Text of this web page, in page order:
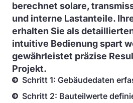
berechnet solare,
und interne Lastanteile.
erhalten Sie als
intuitive Bedienung spart
gewährleistet präzise
Projekt.
Schritt 1: Gebäudedaten
Schritt 2: Bauteilwerte